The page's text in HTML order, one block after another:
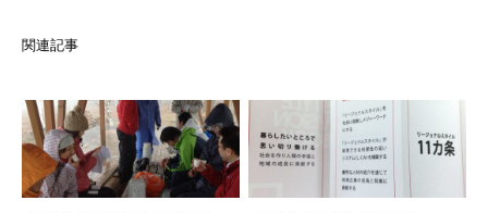
関連記事